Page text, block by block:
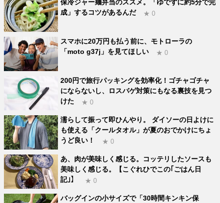
保冷ジャー麺弁当のススメ。「ゆでずに約5分で完
成」するコツがあるんだ
★ 0
スマホに20万円も払う前に、モトローラの
「moto g37j」を見てほしい
★ 0
200円で旅行パッキングを効率化！ゴチャゴチャ
にならないし、ロスバゲ対策にもなる裏技を見つ
けた
★ 0
濡らして振って即ひんやり。 ダイソーの日よけに
も使える「クールタオル」が夏のおでかけにちょ
うど良い！
★ 0
あ、肉が美味しく感じる。コッテリしたソースも
美味しく感じる。【こぐれひでこの｢ごはん日
記｣】
★ 0
バッグインの小サイズで「30時間キンキン保